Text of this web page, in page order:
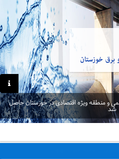
و منطقه ویژه اقتصادی در خوزستان حاصل